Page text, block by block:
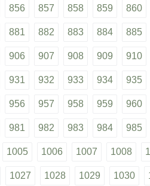
856 857 858 859 860
881 882 883 884 885
906 907 908 909 910
931 932 933 934 935
956 957 958 959 960
981 982 983 984 985
1005 1006 1007 1008
1027 1028 1029 1030